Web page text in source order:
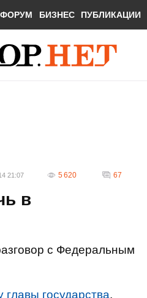
ФОРУМ БИЗНЕС ПУБЛИКАЦИИ
21:07 5 620 67
в
с Федеральным
главы государства.